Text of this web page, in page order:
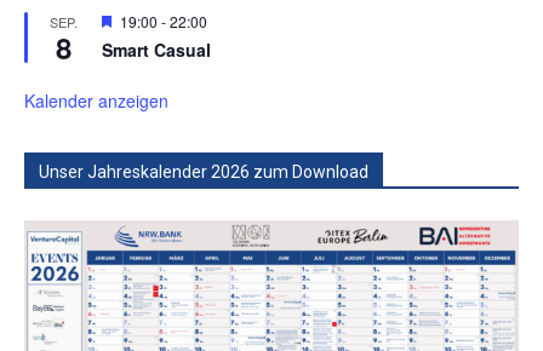
SEP.
8
Hervorgehoben
19:00 -22:00
Smart Casual
Kalender anzeigen
Unser Jahreskalender 2026 zum Download